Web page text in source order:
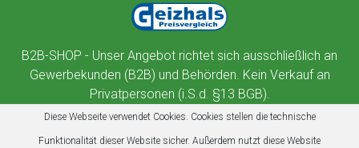
B2B-SHOP - Unser Angebot richtet sich ausschließlich an
Gewerbekunden (B2B) und Behörden. Kein Verkauf an
Privatpersonen (i.S.d. §13 BGB).
Diese Webseite verwendet Cookies. Cookies stellen die technische
Funktionalität dieser Website sicher. Außerdem nutzt diese Website